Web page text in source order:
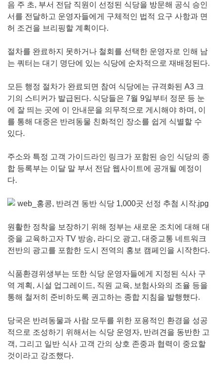
음 주 초, 부서 전담 직원이 선정된 식당을 방문해 공식 승인
서를 전달하고 운영자들에게 구체적인 법적 요구 사항과 면
허 조건을 브리핑할 계획이다.
절차를 완료하지 못하거나 철회를 선택한 운영자로 인해 남
는 쿼터는 대기 명단에 있는 식당에 순차적으로 재배정된다.
모든 행정 절차가 완료되면 참여 식당에는 규격화된 A3 크
기의 스티커가 발급된다. 식당들은 7월 9일부터 정문 등 눈
에 잘 띄는 곳에 이 안내문을 의무적으로 게시해야 하며, 이
를 통해 대중은 반려동물 친화적인 장소를 쉽게 식별할 수
있다.
주소와 특정 고객 가이드라인 링크가 포함된 승인 식당의 종
합 등록부는 이달 말 부서 전담 웹사이트에 공개될 예정이
다.
원활한 정착을 보장하기 위해 정부는 새로운 조치에 대해 대
중을 교육하고자 TV 방송, 라디오 광고, 대중교통 네트워크
전반의 광고를 포함한 도시 전역의 홍보 캠페인을 시작한다.
식품환경위생부는 또한 식당 운영자들에게 지정된 식사 구
역 계획, 시설 업그레이드, 직원 교육, 보험사와의 조율 등을
통해 철저히 준비하도록 권고하는 종합 지침을 발행했다.
당국은 반려동물과 사람 모두를 위한 포용적인 환경을 성공
적으로 조성하기 위해서는 식당 운영자, 반려견을 동반한 고
객, 그리고 일반 식사 고객 간의 상호 존중과 협력이 중요할
것이라고 강조했다.